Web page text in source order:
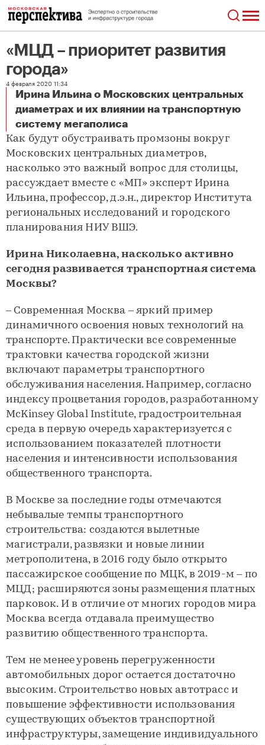
«МЦД – приоритет развития
города»
4 февраля 2020 11:34
Ирина Ильина о Московских центральных
диаметрах и их влиянии на транспортную
систему мегаполиса
«МЦД – приоритет развития города»
Как будут обустраивать промзоны вокруг
Московских центральных диаметров,
насколько это важный вопрос для столицы,
рассуждает вместе с «МП» эксперт Ирина
Ильина, профессор, д.э.н., директор Института
региональных исследований и городского
планирования НИУ ВШЭ.
Ирина Николаевна, насколько активно
сегодня развивается транспортная система
Москвы?
– Современная Москва – яркий пример
динамичного освоения новых технологий на
транспорте. Практически все современные
трактовки качества городской жизни
включают параметры транспортного
обслуживания населения. Например, согласно
индексу процветания городов, разработанному
McKinsey Global Institute, градостроительная
среда в первую очередь характеризуется с
использованием показателей плотности
населения и интенсивности использования
общественного транспорта.
В Москве за последние годы отмечаются
небывалые темпы транспортного
строительства: создаются вылетные
магистрали, развязки и новые линии
метрополитена, в 2016 году было открыто
пассажирское сообщение по МЦК, в 2019-м – по
МЦД; расширяются зоны размещения платных
парковок. И в отличие от многих городов мира
Москва всегда отдавала преимущество
развитию общественного транспорта.
Тем не менее уровень перегруженности
автомобильных дорог остается достаточно
высоким. Строительство новых автотрасс и
повышение эффективности использования
существующих объектов транспортной
инфраструктуры, замещение индивидуального